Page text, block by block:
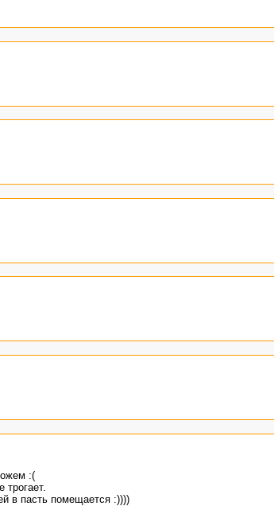
:(
в пасть помещается :))))